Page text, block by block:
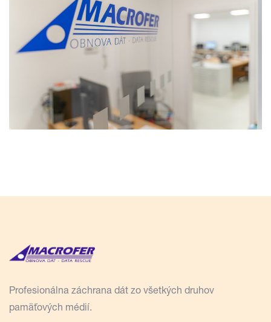
Profesionálna záchrana dát zo všetkých druhov
pamäťových médií.